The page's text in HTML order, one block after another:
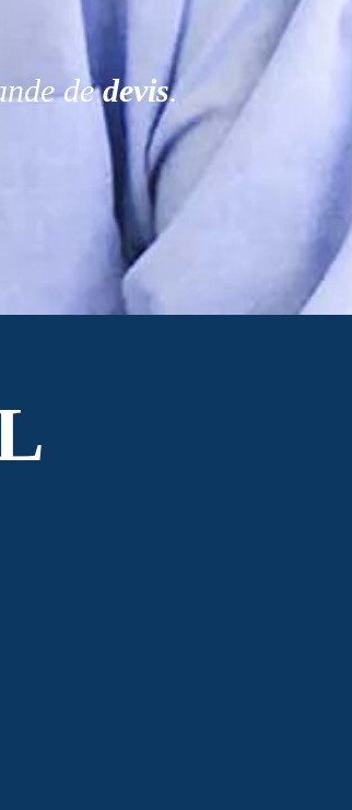
dedevis.